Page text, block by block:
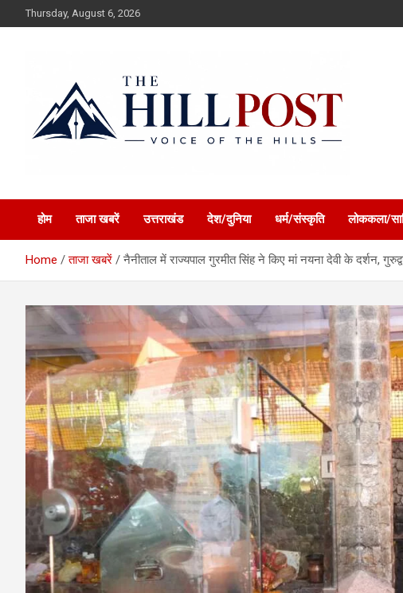
to
Thursday, August 6, 2026
The Hillpost
होम ताजा खबरें उत्तराखंड देश/दुनिया धर्म/संस्कृति लोककला/
Home ताजा खबरें नैनीताल में राज्यपाल गुरमीत सिंह ने किए मां नयना देवी के दर्शन,